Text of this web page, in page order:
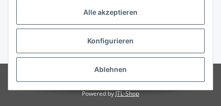
Alle akzeptieren
Konfigurieren
Ablehnen
* Alle Preise inkl. gesetzlicher USt., zzgl.Versand
Zweitedel
Powered byJTL-Shop